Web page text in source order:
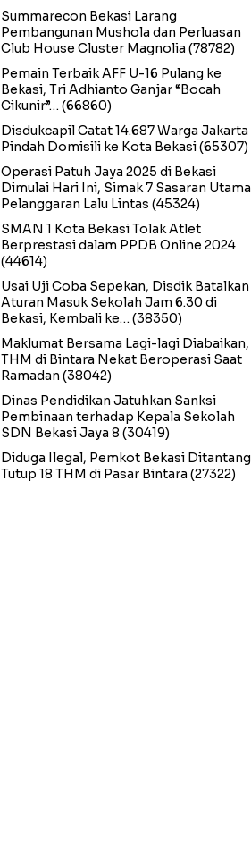
Summarecon Bekasi Larang
Pembangunan Mushola dan Perluasan
Club House Cluster Magnolia (78782)
Pemain Terbaik AFF U-16 Pulang ke
Bekasi, Tri Adhianto Ganjar “Bocah
Cikunir”… (66860)
Disdukcapil Catat 14.687 Warga Jakarta
Pindah Domisili ke Kota Bekasi(65307)
Operasi Patuh Jaya 2025 di Bekasi
Dimulai Hari Ini, Simak 7 Sasaran Utama
Pelanggaran Lalu Lintas (45324)
SMAN 1 Kota Bekasi Tolak Atlet
Berprestasi dalam PPDB Online 2024
(44614)
Usai Uji Coba Sepekan, Disdik Batalkan
Aturan Masuk Sekolah Jam 6.30 di
Bekasi, Kembali ke… (38350)
Maklumat Bersama Lagi-lagi Diabaikan,
THM di Bintara Nekat Beroperasi Saat
Ramadan (38042)
Dinas Pendidikan Jatuhkan Sanksi
Pembinaan terhadap Kepala Sekolah
SDN Bekasi Jaya 8 (30419)
Diduga Ilegal, Pemkot Bekasi Ditantang
Tutup 18 THM di Pasar Bintara (27322)